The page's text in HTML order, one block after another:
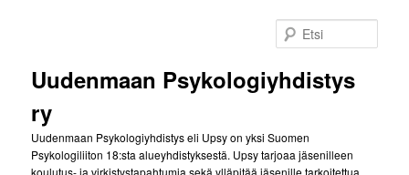
Uudenmaan Psykologiyhdistys
ry
Uudenmaan Psykologiyhdistys eli Upsy on yksi Suomen
Psykologiliiton 18:sta alueyhdistyksestä. Upsy tarjoaa jäsenilleen
koulutus- ja virkistystapahtumia sekä ylläpitää jäsenille tarkoitettua